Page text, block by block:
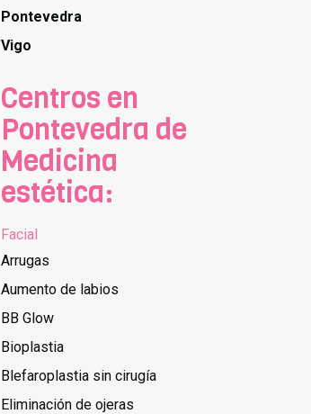
Pontevedra
Vigo
Centros en
Pontevedra de
Medicina
estética:
Facial
Arrugas
Aumento de labios
BB Glow
Bioplastia
Blefaroplastia sin cirugía
Eliminación de ojeras